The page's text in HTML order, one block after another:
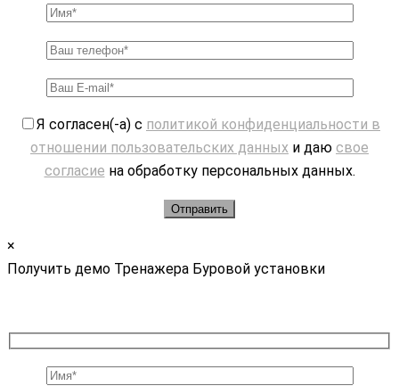
Я согласен(-а) с политикой конфиденциальности в
отношении пользовательских данных и даю свое
согласие на обработку персональных данных.
×
Получить демо Тренажера Буровой установки